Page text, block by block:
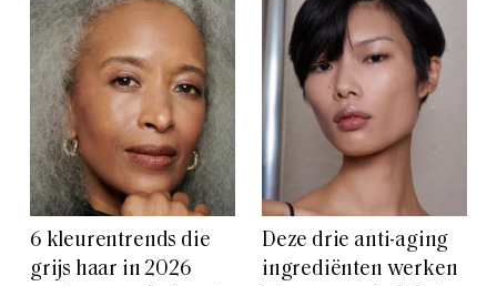
6 kleurentrends die
grijs haar in 2026
Deze drie anti-aging
ingrediënten werken